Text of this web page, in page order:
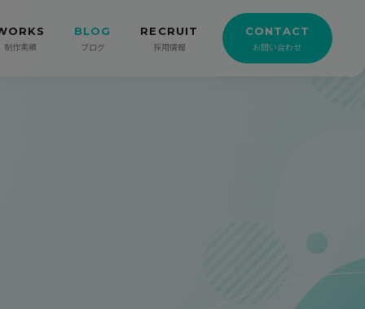
制作実績
BLOG
ブログ
RECRUIT
採用情報
CONTACT
お問い合わせ